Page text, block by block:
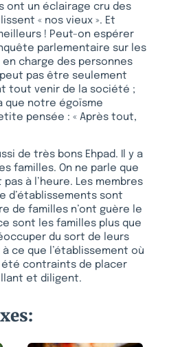
ont un éclairage cru des
« nos vieux ». Et
! Peut-on espérer
parlementaire sur les
en charge des personnes
pas être seulement
tout venir de la société ;
que notre égoïsme
pensée : « Après tout,
de très bons Ehpad. Il y a
familles. On ne parle que
à l’heure. Les membres
d’établissements sont
de familles n’ont guère le
sont les familles plus que
du sort de leurs
ce que l’établissement où
contraints de placer
et diligent.